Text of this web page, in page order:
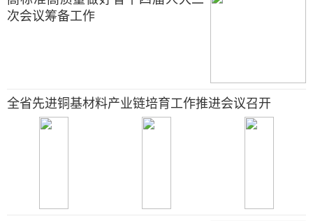
次会议筹备工作
全省先进铜基材料产业链培育工作推进会议召开